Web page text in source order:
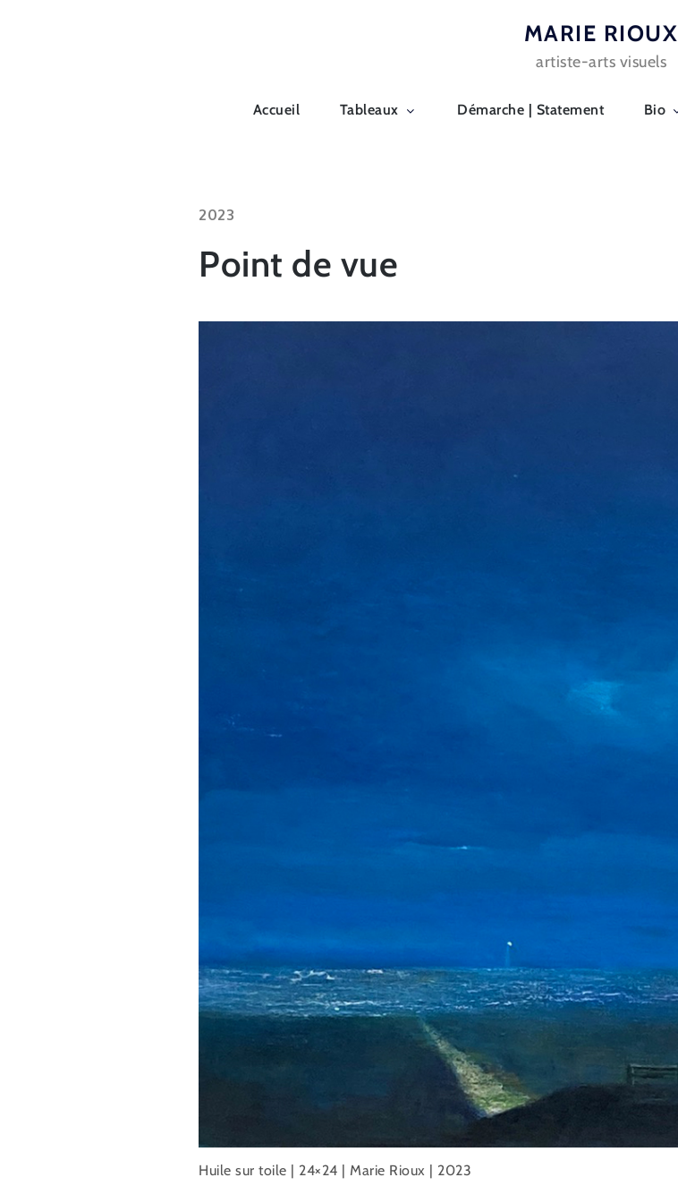
MARIE RIOUX
artiste-arts visuels
Accueil Tableaux Démarche | Statement Bio
2023
Point de vue
Huile sur toile | 24×24 | Marie Rioux | 2023